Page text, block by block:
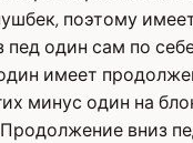
поэтому
один сам по
имеет
минус один на
вниз